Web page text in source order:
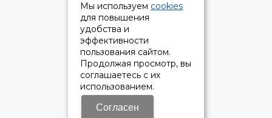
Мы используем cookies
для повышения
удобства и
эффективности
пользования сайтом.
Продолжая просмотр, вы
соглашаетесь с их
использованием.
Согласен